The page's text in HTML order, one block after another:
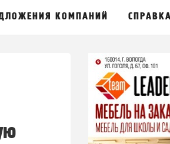
КОМПАНИЙ СПРАВКА